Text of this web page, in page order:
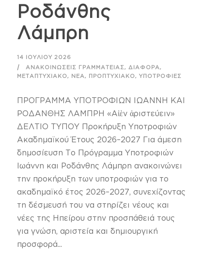
Ροδάνθης
Λάμπρη
14 ΙΟΥΛΊΟΥ 2026
ΑΝΑΚΟΙΝΏΣΕΙΣ ΓΡΑΜΜΑΤΕΊΑΣ, ΔΙΆΦΟΡΑ,
ΜΕΤΑΠΤΥΧΙΑΚΌ, ΝΈΑ, ΠΡΟΠΤΥΧΙΑΚΌ, ΥΠΟΤΡΟΦΊΕΣ
ΠΡΟΓΡΑΜΜΑ ΥΠΟΤΡΟΦΙΩΝ ΙΩΑΝΝΗ ΚΑΙ
ΡΟΔΑΝΘΗΣ ΛΑΜΠΡΗ «Αἰὲν ἀριστεύειν»
ΔΕΛΤΙΟ ΤΥΠΟΥ Προκήρυξη Υποτροφιών
Ακαδημαϊκού Έτους 2026–2027 Για άμεση
δημοσίευση Το Πρόγραμμα Υποτροφιών
Ιωάννη και Ροδάνθης Λάμπρη ανακοινώνει
την προκήρυξη των υποτροφιών για το
ακαδημαϊκό έτος 2026–2027, συνεχίζοντας
τη δέσμευσή του να στηρίζει νέους και
νέες της Ηπείρου στην προσπάθειά τους
για γνώση, αριστεία και δημιουργική
προσφορά...